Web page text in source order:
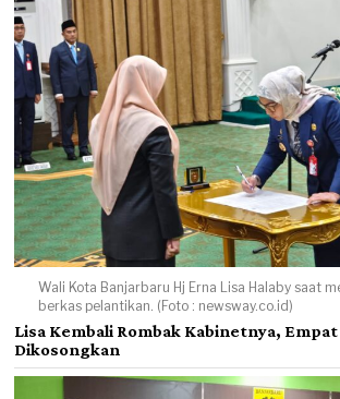
Wali Kota Banjarbaru Hj Erna Lisa Halaby saat
berkas pelantikan. (Foto : newsway.co.id)
Lisa Kembali Rombak Kabinetnya, Empat
Dikosongkan